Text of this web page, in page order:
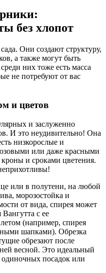
без хлопот
Они создают структуру,
а также могут быть
них тоже есть масса
не потребуют от вас
и цветов
и заслуженно
И это неудивительно! Она
низкорослые и
или даже красными
и сроками цветения.
или в полутени, на любой
морозостойка и
от вида, спирея может
с ее
(например, спирея
шапками). Обрезка
обрезают после
весной. Это идеальный
посадок или